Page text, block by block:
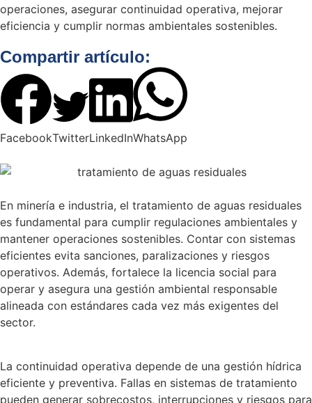
operaciones, asegurar continuidad operativa, mejorar
eficiencia y cumplir normas ambientales sostenibles.
Compartir artículo:
FacebookTwitterLinkedInWhatsApp
En minería e industria, el tratamiento de aguas residuales
es fundamental para cumplir regulaciones ambientales y
mantener operaciones sostenibles. Contar con sistemas
eficientes evita sanciones, paralizaciones y riesgos
operativos. Además, fortalece la licencia social para
operar y asegura una gestión ambiental responsable
alineada con estándares cada vez más exigentes del
sector.
La continuidad operativa depende de una gestión hídrica
eficiente y preventiva. Fallas en sistemas de tratamiento
pueden generar sobrecostos, interrupciones y riesgos para